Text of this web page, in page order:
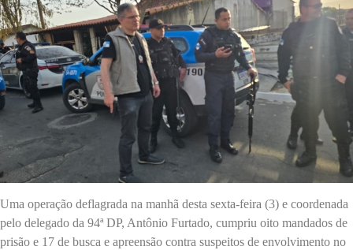
Uma operação deflagrada na manhã desta sexta-feira (3) e coordenada
pelo delegado da 94ª DP, Antônio Furtado, cumpriu oito mandados de
prisão e 17 de busca e apreensão contra suspeitos de envolvimento no